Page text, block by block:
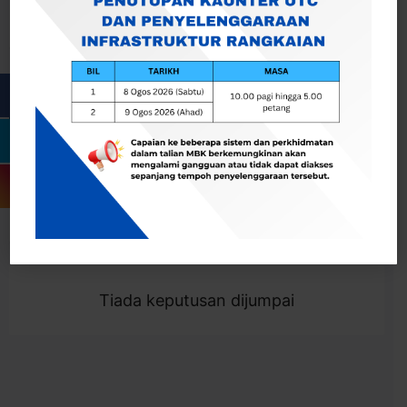
Togol Penapis
Showing 0 result
Tiada keputusan dijumpai